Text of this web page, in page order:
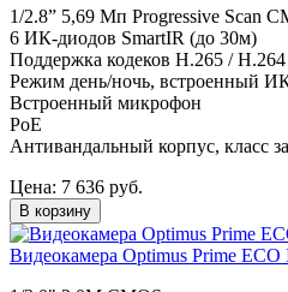
1/2.8” 5,69 Мп Progressive Scan
6 ИК-диодов SmartIR (до 30м)
Поддержка кодеков H.265 / H.264
Режим день/ночь, встроенный
Встроенный микрофон
PoE
Антивандальный корпус, класс
Цена: 7 636 руб.
В корзину
Видеокамера Optimus Prime ECO